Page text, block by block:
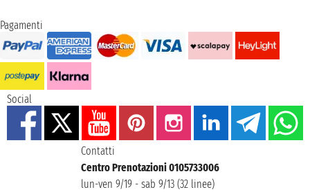
Pagamenti
Social
Contatti
Centro Prenotazioni 0105733006
lun-ven 9/19 - sab 9/13 (32 linee)